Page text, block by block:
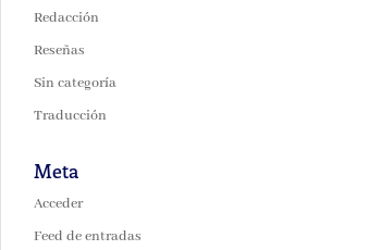
Redacción
Reseñas
Sin categoría
Traducción
Meta
Acceder
Feed de entradas